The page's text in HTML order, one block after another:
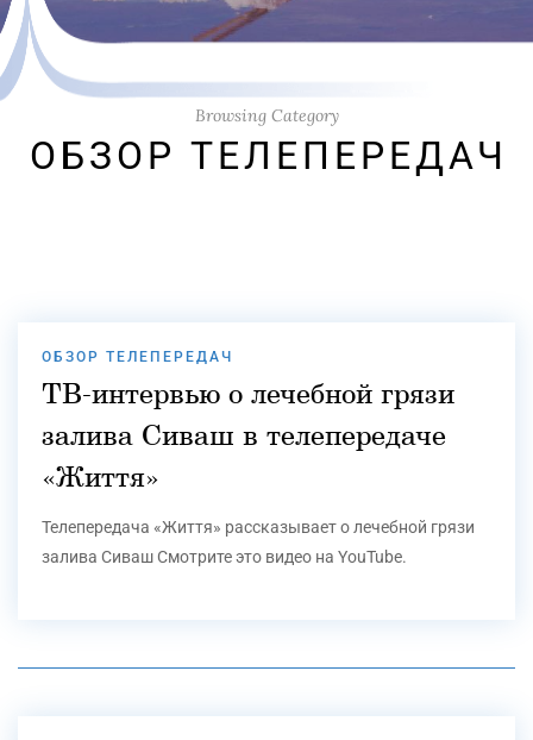
Browsing Category
ОБЗОР ТЕЛЕПЕРЕДАЧ
ОБЗОР ТЕЛЕПЕРЕДАЧ
ТВ-интервью о лечебной грязи
залива Сиваш в телепередаче
«Життя»
Телепередача «Життя» рассказывает о лечебной грязи
залива Сиваш Смотрите это видео на YouTube.